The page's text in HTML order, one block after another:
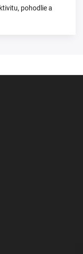
pohodlie a